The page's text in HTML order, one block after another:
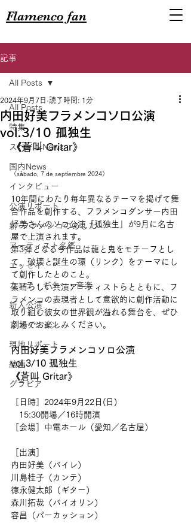
Flamenco fan
記事
All Posts
特集
スペインNews
国内News
インタビュー
公演リポート
新･フラメンコのあした
アーティスト名鑑
エッセイ
カンテ・ギター・音楽
新人公演
ファッション
現地リポート
絵画
グラビア
All Posts
内田好美フラメンコソロ公演
vol.3/10 孤独生
2024年9月7日 読了時間: 1分
《蒼叫 Gritar》
（sábado, 7 de septiembre 2024）
10年間にわたり毎年異なるテーマを掲げて舞
台作品を創作する、フラメンコダンサー内田
好美さんのソロ公演「孤独生」が9月に名古
屋で上演されます。
第3弾となる今作品は龍と鬼をモチーフとし
て、破壊と誕生の環（リンク）をテーマにし
て創作したとのこと。
素晴らしい共演アーティストらとともに、フ
ラメンコの表現者として意欲的に創作活動に
取り組む彼女の世界観が溢れる舞台を、ぜひ
劇場でお楽しみください。
内田好美フラメンコソロ公演
vol.3/10 孤独生
《蒼叫 Gritar》
［日時］2024年9月22日(日)
15:30開場／16時開演
［会場］中電ホール（愛知／名古屋）
［出演］
内田好美（バイレ）
川島桂子（カンテ）
徳永健太郎（ギター）
森川拓哉（バイオリン）
容昌（パーカッション）